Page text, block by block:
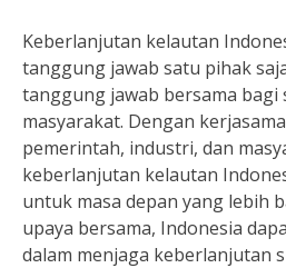
Keberlanjutan kelautan
tanggung jawab satu pihak
tanggung jawab bersama bagi
masyarakat. Dengan
pemerintah, industri, dan
keberlanjutan kelautan
untuk masa depan yang lebih
upaya bersama, Indonesia
dalam menjaga keberlanjutan